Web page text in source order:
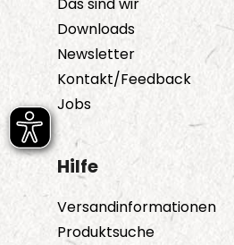
Downloads
Newsletter
Kontakt/Feedback
Jobs
Hilfe
Versandinformationen
Produktsuche